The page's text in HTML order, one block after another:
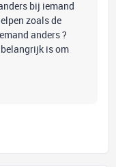
bij iemand
zoals de
anders ?
is om